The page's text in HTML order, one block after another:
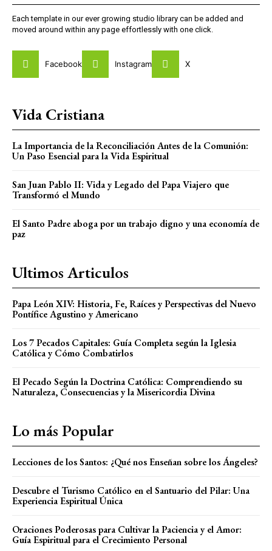
Each template in our ever growing studio library can be added and
moved around within any page effortlessly with one click.
Facebook Instagram X
Vida Cristiana
La Importancia de la Reconciliación Antes de la Comunión:
Un Paso Esencial para la Vida Espiritual
San Juan Pablo II: Vida y Legado del Papa Viajero que
Transformó el Mundo
El Santo Padre aboga por un trabajo digno y una economía de
paz
Ultimos Articulos
Papa León XIV: Historia, Fe, Raíces y Perspectivas del Nuevo
Pontífice Agustino y Americano
Los 7 Pecados Capitales: Guía Completa según la Iglesia
Católica y Cómo Combatirlos
El Pecado Según la Doctrina Católica: Comprendiendo su
Naturaleza, Consecuencias y la Misericordia Divina
Lo más Popular
Lecciones de los Santos: ¿Qué nos Enseñan sobre los Ángeles?
Descubre el Turismo Católico en el Santuario del Pilar: Una
Experiencia Espiritual Única
Oraciones Poderosas para Cultivar la Paciencia y el Amor:
Guía Espiritual para el Crecimiento Personal